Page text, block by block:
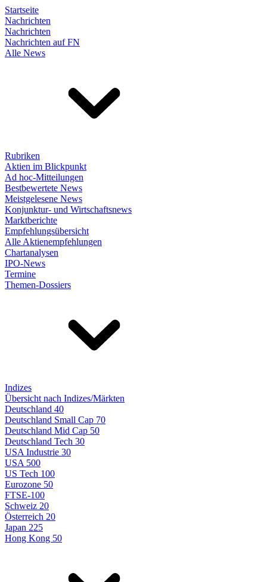
Startseite
Nachrichten
Nachrichten
Nachrichten auf FN
Alle News
Rubriken
Aktien im Blickpunkt
Ad hoc-Mitteilungen
Bestbewertete News
Meistgelesene News
Konjunktur- und Wirtschaftsnews
Marktberichte
Empfehlungsübersicht
Alle Aktienempfehlungen
Chartanalysen
IPO-News
Termine
Themen-Dossiers
Indizes
Übersicht nach Indizes/Märkten
Deutschland 40
Deutschland Small Cap 70
Deutschland Mid Cap 50
Deutschland Tech 30
USA Industrie 30
USA 500
US Tech 100
Eurozone 50
FTSE-100
Schweiz 20
Österreich 20
Japan 225
Hong Kong 50